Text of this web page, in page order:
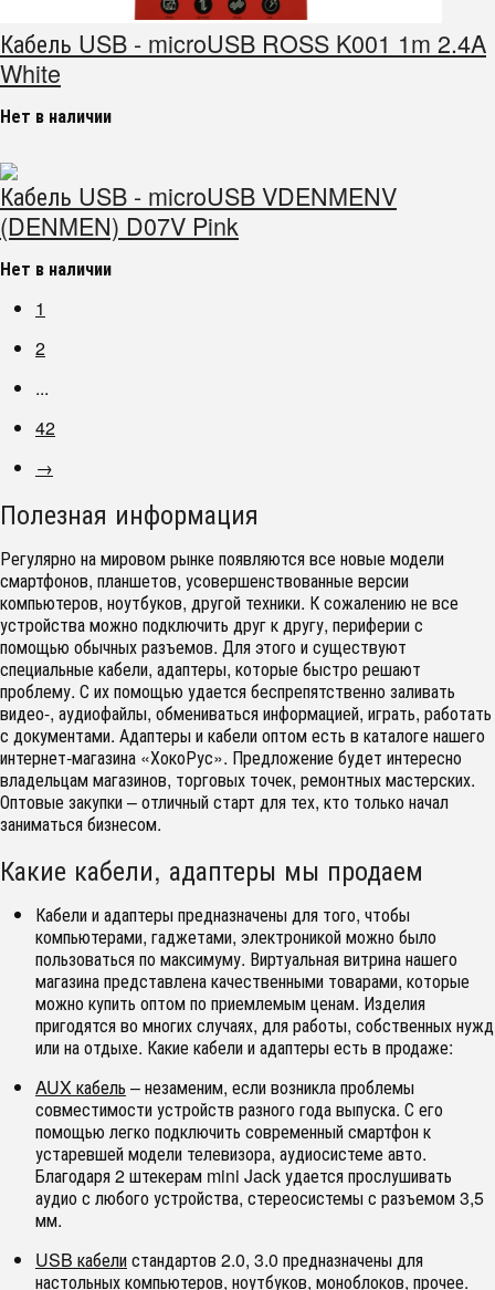
Кабель USB - microUSB ROSS K001 1m 2.4A
White
Нет в наличии
Кабель USB - microUSB VDENMENV
(DENMEN) D07V Pink
Нет в наличии
1
2
...
42
→
Полезная информация
Регулярно на мировом рынке появляются все новые модели
смартфонов, планшетов, усовершенствованные версии
компьютеров, ноутбуков, другой техники. К сожалению не все
устройства можно подключить друг к другу, периферии с
помощью обычных разъемов. Для этого и существуют
специальные кабели, адаптеры, которые быстро решают
проблему. С их помощью удается беспрепятственно заливать
видео-, аудиофайлы, обмениваться информацией, играть, работать
с документами. Адаптеры и кабели оптом есть в каталоге нашего
интернет-магазина «ХокоРус». Предложение будет интересно
владельцам магазинов, торговых точек, ремонтных мастерских.
Оптовые закупки – отличный старт для тех, кто только начал
заниматься бизнесом.
Какие кабели, адаптеры мы продаем
Кабели и адаптеры предназначены для того, чтобы
компьютерами, гаджетами, электроникой можно было
пользоваться по максимуму. Виртуальная витрина нашего
магазина представлена качественными товарами, которые
можно купить оптом по приемлемым ценам. Изделия
пригодятся во многих случаях, для работы, собственных нужд
или на отдыхе. Какие кабели и адаптеры есть в продаже:
AUX кабель – незаменим, если возникла проблемы
совместимости устройств разного года выпуска. С его
помощью легко подключить современный смартфон к
устаревшей модели телевизора, аудиосистеме авто.
Благодаря 2 штекерам mini Jack удается прослушивать
аудио с любого устройства, стереосистемы с разъемом 3,5
мм.
USB кабелистандартов 2.0, 3.0 предназначены для
настольных компьютеров, ноутбуков, моноблоков, прочее.